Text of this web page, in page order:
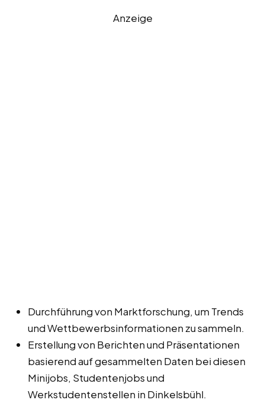
Anzeige
Durchführung von Marktforschung, um Trends
und Wettbewerbsinformationen zu sammeln.
Erstellung von Berichten und Präsentationen
basierend auf gesammelten Daten bei diesen
Minijobs, Studentenjobs und
Werkstudentenstellen in Dinkelsbühl.